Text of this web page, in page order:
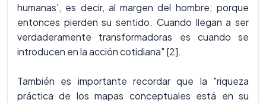
humanas', es decir, al margen del hombre; porque
entonces pierden su sentido. Cuando llegan a ser
verdaderamente transformadoras es cuando se
introducen en la acción cotidiana" [2].
También es importante recordar que la "riqueza
práctica de los mapas conceptuales está en su